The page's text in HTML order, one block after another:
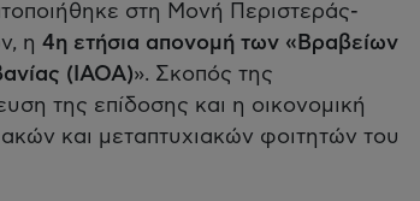
στη Μονή Περιστεράς-
η 4η ετήσια απονομή των «Βραβείων
(ΙΑΟΑ)». Σκοπός της
της επίδοσης και η οικονομική
και μεταπτυχιακών φοιτητών του